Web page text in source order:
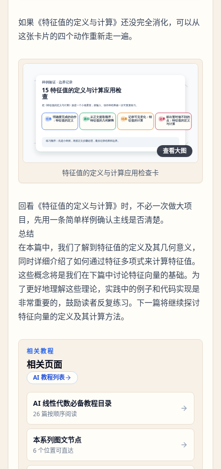
如果《特征值的定义与计算》还没完全消化，可以从
这张卡片的四个动作重新走一遍。
查看大图
特征值的定义与计算应用检查卡
回看《特征值的定义与计算》时，不必一次做大项
目，先用一条简单样例确认主线是否清楚。
总结
在本篇中，我们了解到特征值的定义及其几何意义，
同时详细介绍了如何通过特征多项式来计算特征值。
这些概念将是我们在下篇中讨论特征向量的基础。为
了更好地理解这些理论，实践中的例子和代码实现是
非常重要的，鼓励读者反复练习。下一篇将继续探讨
特征向量的定义及其计算方法。
相关教程
相关页面
AI 教程列表
AI 线性代数必备教程目录
26 篇按顺序阅读
本系列图文节点
6 个位置可直达